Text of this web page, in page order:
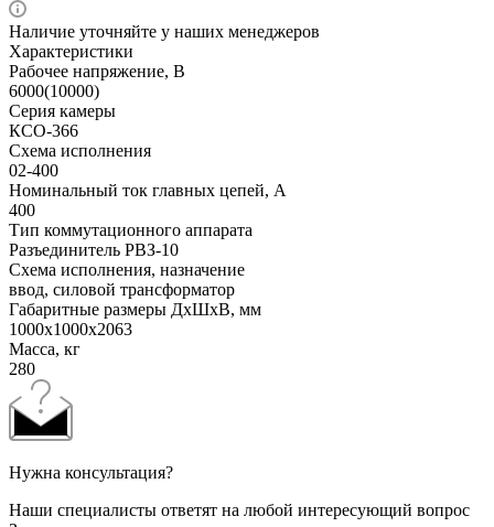
Наличие уточняйте у наших менеджеров
Характеристики
Рабочее напряжение, В
6000(10000)
Серия камеры
КСО-366
Схема исполнения
02-400
Номинальный ток главных цепей, А
400
Тип коммутационного аппарата
Разъединитель РВЗ-10
Схема исполнения, назначение
ввод, силовой трансформатор
Габаритные размеры ДхШхВ, мм
1000x1000x2063
Масса, кг
280
Нужна консультация?
Наши специалисты ответят на любой интересующий вопрос